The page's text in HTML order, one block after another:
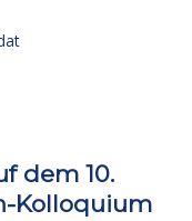
dem 10.
Kolloquium